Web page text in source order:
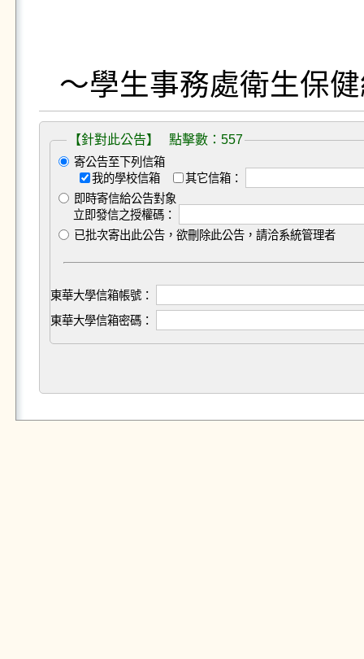
【針對此公告】 點擊數：557
寄公告至下列信箱
我的學校信箱
其它信箱：
即時寄信給公告對象
立即發信之授權碼：
已批次寄出此公告，欲刪除此公告，請洽系統管理者
東華大學信箱帳號：
東華大學信箱密碼：